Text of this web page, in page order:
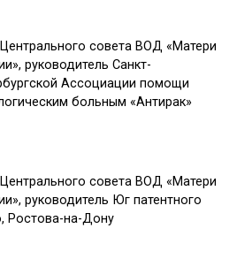
совета ВОД «Матери
руководитель Санкт-
Ассоциации помощи
больным «Антирак»
совета ВОД «Матери
руководитель Юг патентного
Ростова-на-Дону